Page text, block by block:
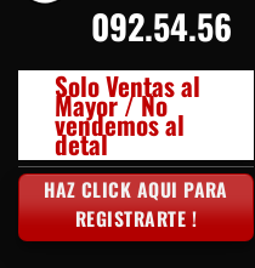
092.54.56
Solo Ventas al
Mayor / No
vendemos al
detal
HAZ CLICK AQUI PARA
REGISTRARTE !